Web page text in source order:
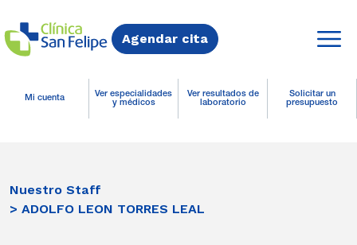
Agendar cita
Mi cuenta
Ver especialidades
y médicos
Ver resultados de
laboratorio
Solicitar un
presupuesto
Nuestro Staff
> ADOLFO LEON TORRES LEAL